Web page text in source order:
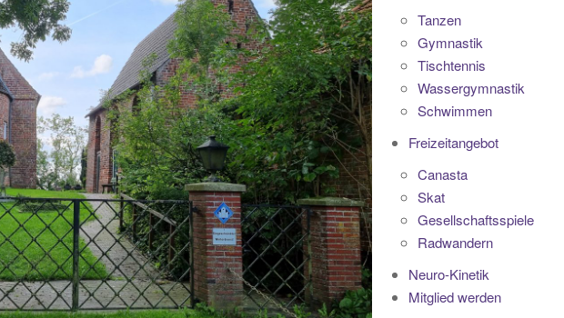
Tanzen
Gymnastik
Tischtennis
Wassergymnastik
Schwimmen
Freizeitangebot
Canasta
Skat
Gesellschaftsspiele
Radwandern
Neuro-Kinetik
Mitglied werden